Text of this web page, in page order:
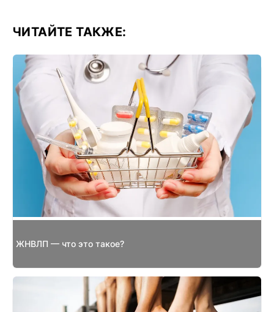
ЧИТАЙТЕ ТАКЖЕ:
ЖНВЛП — что это такое?